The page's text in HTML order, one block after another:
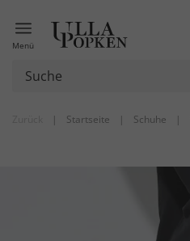
Menü
| Startseite | Schuhe |